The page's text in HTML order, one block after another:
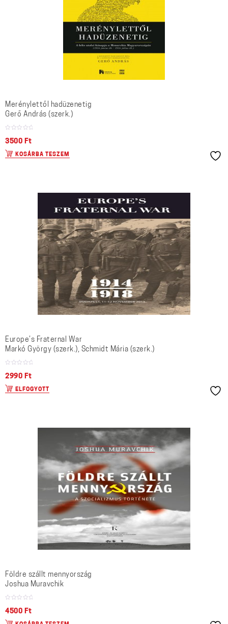
Merénylettől hadüzenetig
Gerő András (szerk.)
3500 Ft
KOSÁRBA TESZEM
Europe’s Fraternal War
Markó György (szerk.), Schmidt Mária (szerk.)
2990 Ft
ELFOGYOTT
Földre szállt mennyország
Joshua Muravchik
4500 Ft